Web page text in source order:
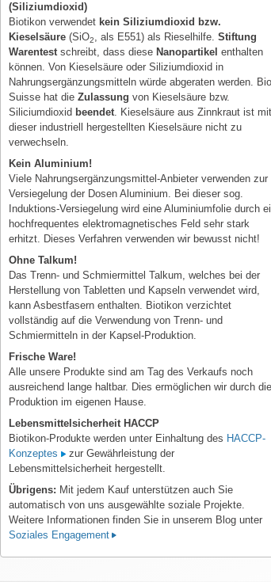
(Siliziumdioxid)
Biotikon verwendet kein Siliziumdioxid bzw.
Kieselsäure (SiO2, als E551) als Rieselhilfe.Stiftung
Warentestschreibt, dass diese Nanopartikel enthalten
können. Von Kieselsäure oder Siliziumdioxid in
Nahrungsergänzungsmitteln würde abgeraten werden.
Suisse hat dieZulassung von Kieselsäure bzw.
Siliciumdioxid beendet. Kieselsäure aus Zinnkraut ist
dieser industriell hergestellten Kieselsäure nicht zu
verwechseln.
Kein Aluminium!
Viele Nahrungsergänzungsmittel-Anbieter verwenden zur
Versiegelung der Dosen Aluminium. Bei dieser sog.
Induktions-Versiegelung wird eine Aluminiumfolie durch
hochfrequentes elektromagnetisches Feld sehr stark
erhitzt. Dieses Verfahren verwenden wir bewusst nicht!
Ohne Talkum!
Das Trenn- und Schmiermittel Talkum, welches bei der
Herstellung von Tabletten und Kapseln verwendet wird,
kann Asbestfasern enthalten. Biotikon verzichtet
vollständig auf die Verwendung von Trenn- und
Schmiermitteln in der Kapsel-Produktion.
Frische Ware!
Alle unsere Produkte sind am Tag des Verkaufs noch
ausreichend lange haltbar. Dies ermöglichen wir durch
Produktion im eigenen Hause.
Lebensmittelsicherheit HACCP
Biotikon-Produkte werden unter Einhaltung des HACCP-
Konzeptes
zur Gewährleistung der
Lebensmittelsicherheit hergestellt.
Übrigens: Mit jedem Kauf unterstützen auch Sie
automatisch von uns ausgewählte soziale Projekte.
Weitere Informationen finden Sie in unserem Blog unter
Soziales Engagement